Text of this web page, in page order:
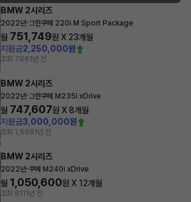
BMW 2시리즈
2022년·그란쿠페 220i M Sport Package
월 751,749원 X 23개월
지원금2,250,000원
조회 7861년 전
BMW 2시리즈
2022년·그란쿠페 M235i xDrive
월 747,607원 X8개월
지원금3,000,000원
조회 1,5591년 전
BMW 2시리즈
2022년·쿠페 M240i xDrive
월 1,050,600원 X 12개월
조회 811 1년 전